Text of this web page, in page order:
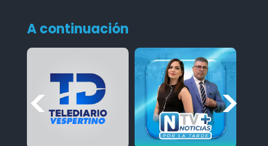
A continuación